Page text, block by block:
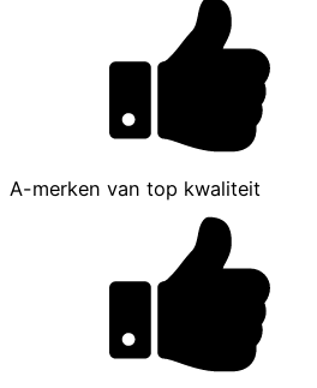
A-merken van top kwaliteit